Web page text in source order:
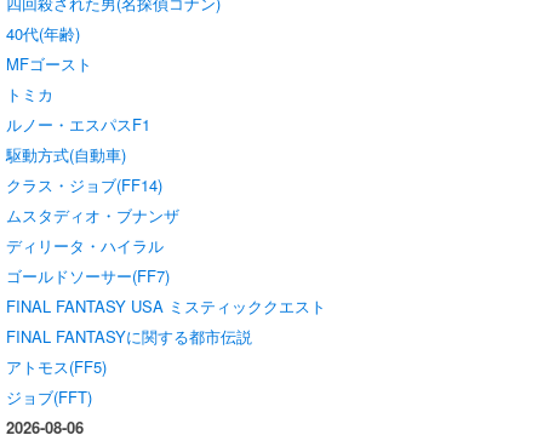
40代(年齢)
MFゴースト
トミカ
ルノー・エスパスF1
駆動方式(自動車)
クラス・ジョブ(FF14)
ムスタディオ・ブナンザ
ディリータ・ハイラル
ゴールドソーサー(FF7)
FINAL FANTASY USA ミスティッククエスト
FINAL FANTASYに関する都市伝説
アトモス(FF5)
ジョブ(FFT)
2026-08-06